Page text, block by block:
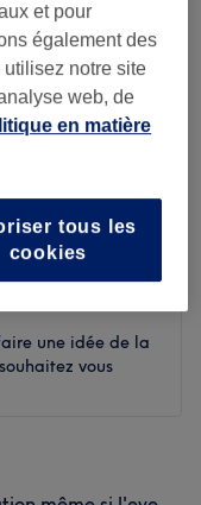
par évaluation
une idée de la
vous
et pour
également des
notre site
web, de
en matière
tous les
cookies